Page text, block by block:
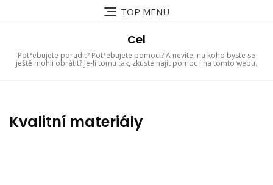
TOP MENU
Cel
Potřebujete poradit? Potřebujete pomoci? A nevíte, na koho byste se
ještě mohli obrátit? Je-li tomu tak, zkuste najít pomoc i na tomto webu.
Kvalitní materiály